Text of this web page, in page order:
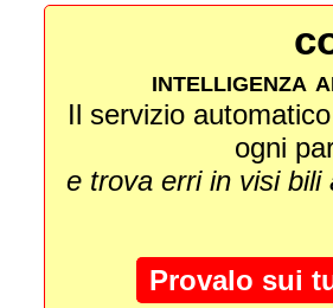
intelligenza
Il servizio
ogni
e trova erri in visi
Provalo sui